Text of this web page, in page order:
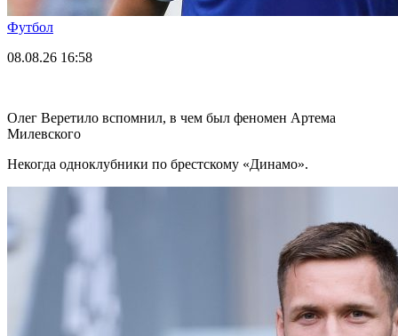
Футбол
08.08.26 16:58
Олег Веретило вспомнил, в чем был феномен Артема
Милевского
Некогда одноклубники по брестскому «Динамо».